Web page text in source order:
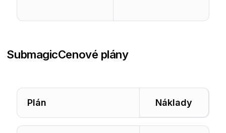
SubmagicCenové plány
Plán Náklady